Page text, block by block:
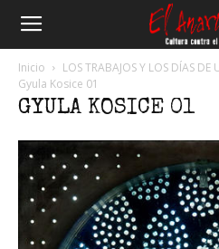
Anartista
Inicio
LOS TRABAJOS Y LOS DÍAS DE
Gyula Kosice 01
GYULA KOSICE 01